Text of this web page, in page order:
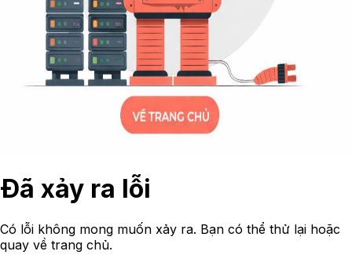
Đã xảy ra lỗi
Có lỗi không mong muốn xảy ra. Bạn có thể thử lại hoặc
quay về trang chủ.